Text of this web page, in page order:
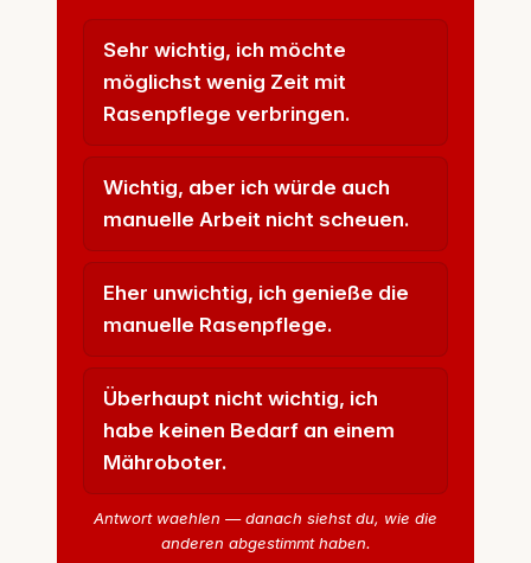
Sehr wichtig, ich möchte
möglichst wenig Zeit mit
Rasenpflege verbringen.
Wichtig, aber ich würde auch
manuelle Arbeit nicht scheuen.
Eher unwichtig, ich genieße die
manuelle Rasenpflege.
Überhaupt nicht wichtig, ich
habe keinen Bedarf an einem
Mähroboter.
Antwort waehlen — danach siehst du, wie die
anderen abgestimmt haben.